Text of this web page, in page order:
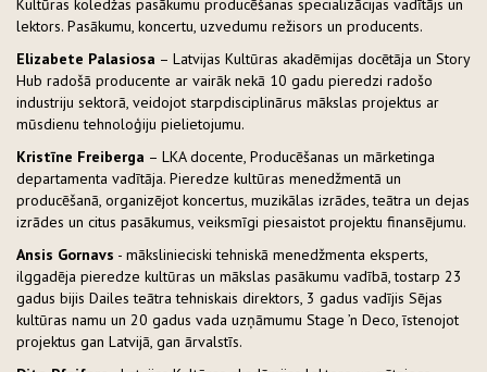
Kultūras koledžas pasākumu producēšanas specializācijas vadītājs un
lektors. Pasākumu, koncertu, uzvedumu režisors un producents.
Elizabete Palasiosa – Latvijas Kultūras akadēmijas docētāja un Story
Hub radošā producente ar vairāk nekā 10 gadu pieredzi radošo
industriju sektorā, veidojot starpdisciplinārus mākslas projektus ar
mūsdienu tehnoloģiju pielietojumu.
Kristīne Freiberga – LKA docente, Producēšanas un mārketinga
departamenta vadītāja. Pieredze kultūras menedžmentā un
producēšanā, organizējot koncertus, muzikālas izrādes, teātra un dejas
izrādes un citus pasākumus, veiksmīgi piesaistot projektu finansējumu.
Ansis Gornavs - mākslinieciski tehniskā menedžmenta eksperts,
ilggadēja pieredze kultūras un mākslas pasākumu vadībā, tostarp 23
gadus bijis Dailes teātra tehniskais direktors, 3 gadus vadījis Sējas
kultūras namu un 20 gadus vada uzņāmumu Stage ’n Deco, īstenojot
projektus gan Latvijā, gan ārvalstīs.